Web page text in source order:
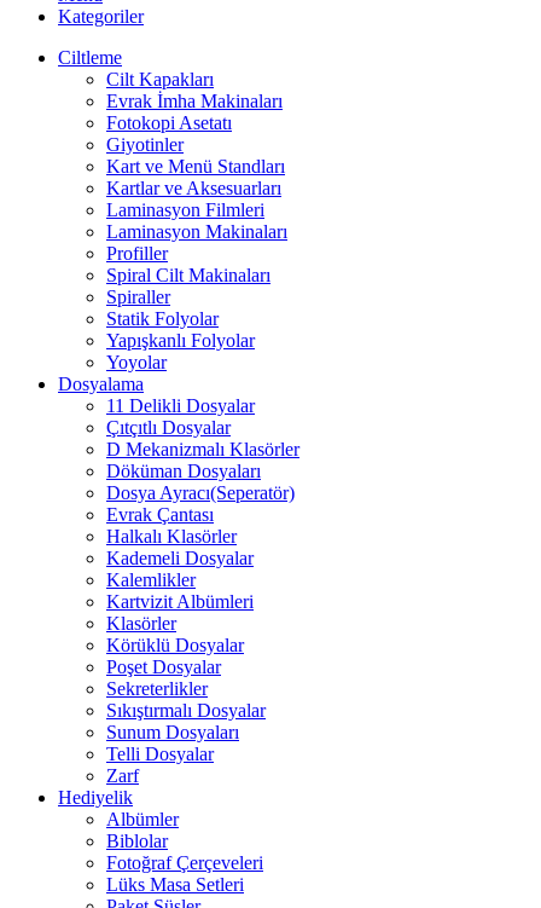
Kategoriler
Ciltleme
Cilt Kapakları
Evrak İmha Makinaları
Fotokopi Asetatı
Giyotinler
Kart ve Menü Standları
Kartlar ve Aksesuarları
Laminasyon Filmleri
Laminasyon Makinaları
Profiller
Spiral Cilt Makinaları
Spiraller
Statik Folyolar
Yapışkanlı Folyolar
Yoyolar
Dosyalama
11 Delikli Dosyalar
Çıtçıtlı Dosyalar
D Mekanizmalı Klasörler
Döküman Dosyaları
Dosya Ayracı(Seperatör)
Evrak Çantası
Halkalı Klasörler
Kademeli Dosyalar
Kalemlikler
Kartvizit Albümleri
Klasörler
Körüklü Dosyalar
Poşet Dosyalar
Sekreterlikler
Sıkıştırmalı Dosyalar
Sunum Dosyaları
Telli Dosyalar
Zarf
Hediyelik
Albümler
Biblolar
Fotoğraf Çerçeveleri
Lüks Masa Setleri